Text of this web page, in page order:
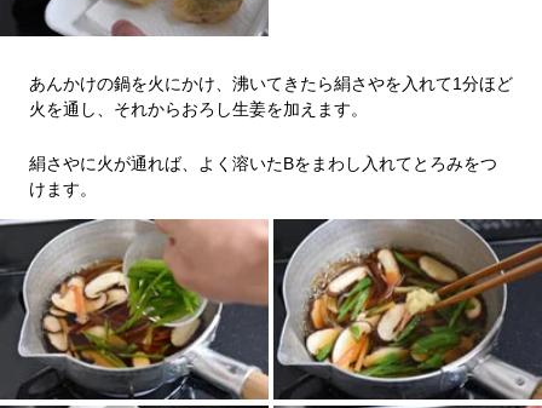
あんかけの鍋を火にかけ、沸いてきたら絹さやを入れて1分ほど
火を通し、それからおろし生姜を加えます。
絹さやに火が通れば、よく溶いたBをまわし入れてとろみをつ
けます。